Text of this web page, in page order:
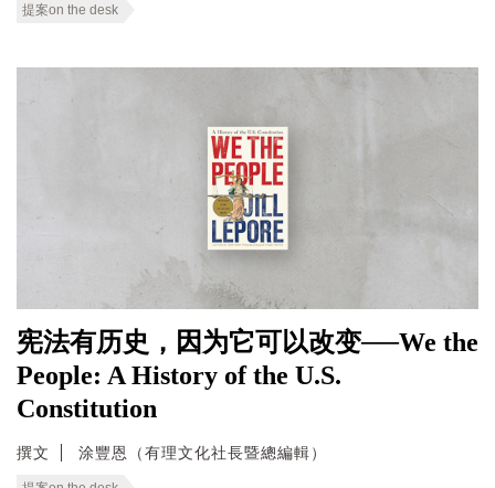
提案on the desk
宪法有历史，因为它可以改变──We the
People: A History of the U.S.
Constitution
撰文 涂豐恩（有理文化社長暨總編輯）